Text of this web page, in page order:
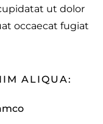
ut dolor
occaecat fugiat
ALIQUA: